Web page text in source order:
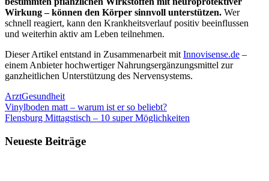
Wirkung – können den Körper sinnvoll unterstützen. Wer
schnell reagiert, kann den Krankheitsverlauf positiv beeinflussen
und weiterhin aktiv am Leben teilnehmen.
Dieser Artikel entstand in Zusammenarbeit mit Innovisense.de –
einem Anbieter hochwertiger Nahrungsergänzungsmittel zur
ganzheitlichen Unterstützung des Nervensystems.
ArztGesundheit
Beitragsnavigation
Vorheriger
Beitrag:
Vinylboden matt – warum ist er so beliebt?
Nächster
Flensburg Mittagstisch – 10 super Möglichkeiten
Neueste Beiträge